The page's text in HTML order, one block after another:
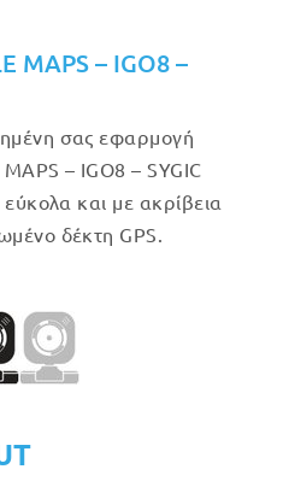
MAPS – IGO8 –
σας εφαρμογή
– IGO8 – SYGIC
και με ακρίβεια
δέκτη GPS.